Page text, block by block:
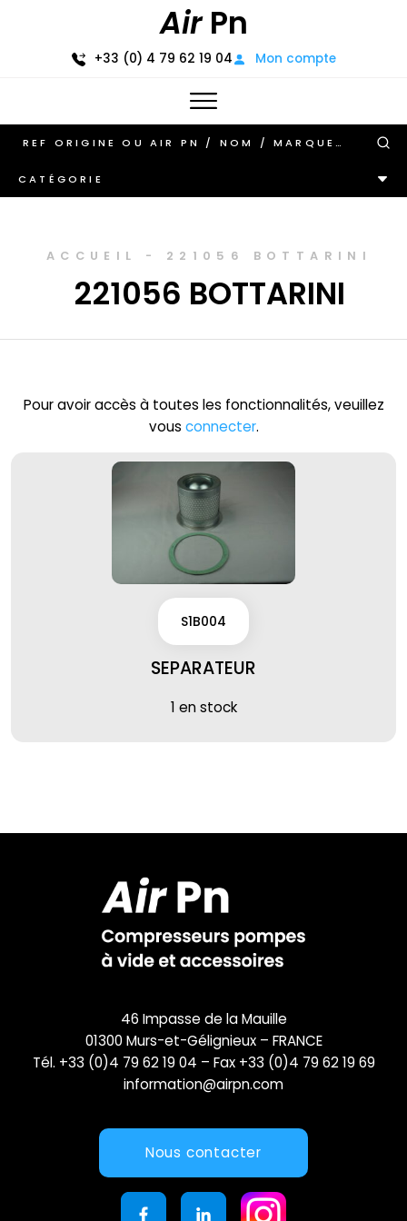
AirPn
+33 (0) 4 79 62 19 04 Mon compte
CATÉGORIE
ACCUEIL - 221056 BOTTARINI
221056 BOTTARINI
Pour avoir accès à toutes les fonctionnalités, veuillez
vous connecter.
S1B004
SEPARATEUR
1 en stock
46 Impasse de la Mauille
01300 Murs-et-Gélignieux – FRANCE
Tél. +33 (0)4 79 62 19 04 – Fax +33 (0)4 79 62 19 69
information@airpn.com
Nous contacter